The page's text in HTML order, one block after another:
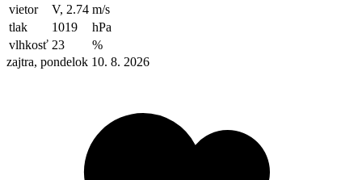
vietor
V, 2.74 m/s
tlak
1019
hPa
vlhkosť 23
%
zajtra, pondelok 10. 8. 2026